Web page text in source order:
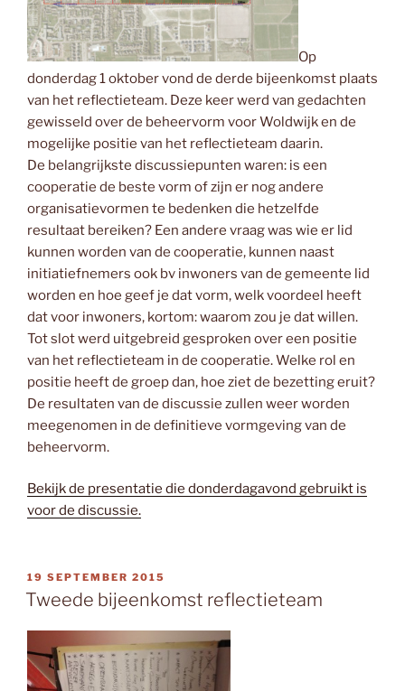
Op
donderdag 1 oktober vond de derde bijeenkomst plaats
van het reflectieteam. Deze keer werd van gedachten
gewisseld over de beheervorm voor Woldwijk en de
mogelijke positie van het reflectieteam daarin.
De belangrijkste discussiepunten waren: is een
cooperatie de beste vorm of zijn er nog andere
organisatievormen te bedenken die hetzelfde
resultaat bereiken? Een andere vraag was wie er lid
kunnen worden van de cooperatie, kunnen naast
initiatiefnemers ook bv inwoners van de gemeente lid
worden en hoe geef je dat vorm, welk voordeel heeft
dat voor inwoners, kortom: waarom zou je dat willen.
Tot slot werd uitgebreid gesproken over een positie
van het reflectieteam in de cooperatie. Welke rol en
positie heeft de groep dan, hoe ziet de bezetting eruit?
De resultaten van de discussie zullen weer worden
meegenomen in de definitieve vormgeving van de
beheervorm.
Bekijk de presentatie die donderdagavond gebruikt is
voor de discussie.
GEPLAATST
OP
19 SEPTEMBER 2015
Tweede bijeenkomst reflectieteam